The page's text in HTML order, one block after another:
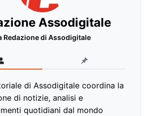
Assodigitale
Redazione di Assodigitale
di Assodigitale coordina la
di notizie, analisi e
quotidiani dal mondo